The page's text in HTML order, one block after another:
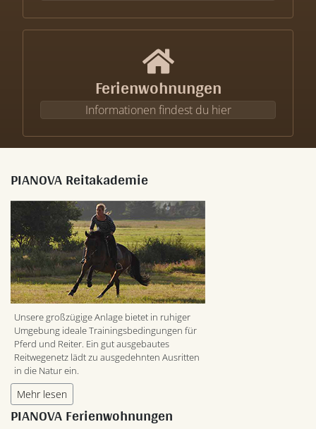
Ferienwohnungen
Informationen findest du hier
PIANOVA Reitakademie
Unsere großzügige Anlage bietet in ruhiger
Umgebung ideale Trainingsbedingungen für
Pferd und Reiter. Ein gut ausgebautes
Reitwegenetz lädt zu ausgedehnten Ausritten
in die Natur ein.
Mehr lesen
PIANOVA Ferienwohnungen